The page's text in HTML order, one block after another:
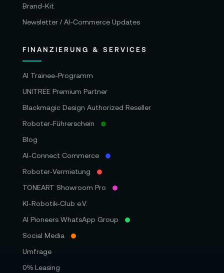
Brand-Kit
Newsletter / AI-Commerce Updates
FINANZIERUNG & SERVICES
AI Trainee-Programm
UNITREE Premium Partner
Blackmagic Design Authorized Reseller
Roboter-Führerschein
Blog
AI-Connect Commerce
Roboter‑Vermietung
TONEART Showroom Pro
KI-Robotik-Club e.V.
AI Pioneers WhatsApp Group
Social Media
Umfrage
0% Leasing